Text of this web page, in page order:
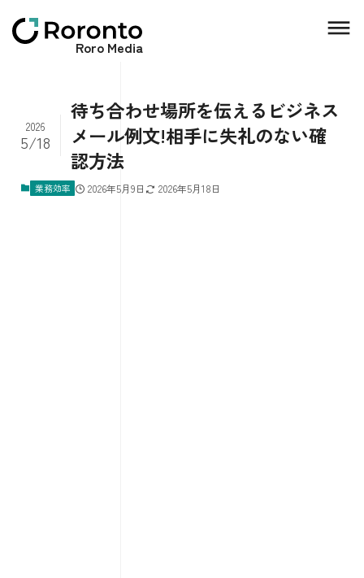
Roro Media
待ち合わせ場所を伝えるビジネス
メール例文!相手に失礼のない確
認方法
2026
5/18
業務効率 2026年5月9日 2026年5月18日